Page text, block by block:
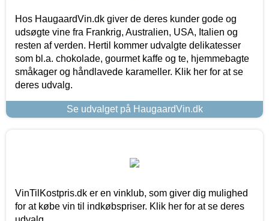
Hos HaugaardVin.dk giver de deres kunder gode og
udsøgte vine fra Frankrig, Australien, USA, Italien og
resten af verden. Hertil kommer udvalgte delikatesser
som bl.a. chokolade, gourmet kaffe og te, hjemmebagte
småkager og håndlavede karameller. Klik her for at se
deres udvalg.
Se udvalget på HaugaardVin.dk
VinTilKostpris.dk er en vinklub, som giver dig mulighed
for at købe vin til indkøbspriser. Klik her for at se deres